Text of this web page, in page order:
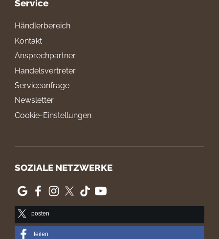
Service
Händlerbereich
Kontakt
Ansprechpartner
Handelsvertreter
Serviceanfrage
Newsletter
Cookie-Einstellungen
SOZIALE NETZWERKE
posten
teilen